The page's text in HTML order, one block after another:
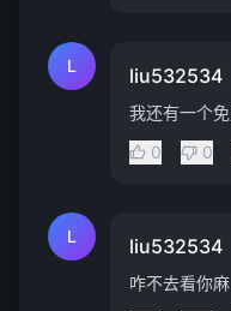
L liu532534
我还有一个
0
0
L liu532534
咋不去看你